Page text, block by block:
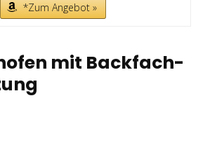
*Zum Angebot »
mit Backfach-